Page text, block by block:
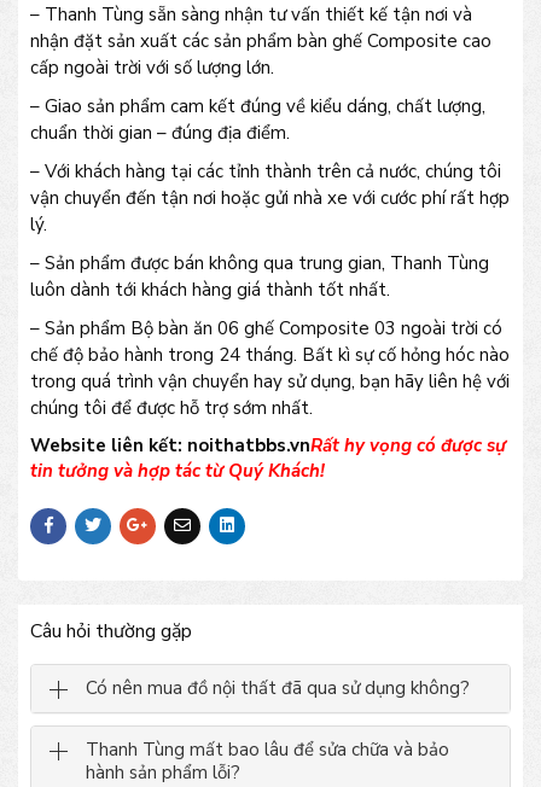
– Thanh Tùng sẵn sàng nhận tư vấn thiết kế tận nơi và
nhận đặt sản xuất các sản phẩm bàn ghế Composite cao
cấp ngoài trời với số lượng lớn.
– Giao sản phẩm cam kết đúng về kiểu dáng, chất lượng,
chuẩn thời gian – đúng địa điểm.
– Với khách hàng tại các tỉnh thành trên cả nước, chúng tôi
vận chuyển đến tận nơi hoặc gửi nhà xe với cước phí rất hợp
lý.
– Sản phẩm được bán không qua trung gian, Thanh Tùng
luôn dành tới khách hàng giá thành tốt nhất.
– Sản phẩm Bộ bàn ăn 06 ghế Composite 03 ngoài trời có
chế độ bảo hành trong 24 tháng. Bất kì sự cố hỏng hóc nào
trong quá trình vận chuyển hay sử dụng, bạn hãy liên hệ với
chúng tôi để được hỗ trợ sớm nhất.
Website liên kết: noithatbbs.vnRất hy vọng có được sự
tin tưởng và hợp tác từ Quý Khách!
Câu hỏi thường gặp
Có nên mua đồ nội thất đã qua sử dụng không?
Thanh Tùng mất bao lâu để sửa chữa và bảo
hành sản phẩm lỗi?